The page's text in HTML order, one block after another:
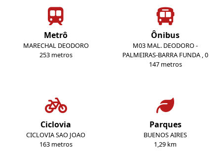
Metrô
MARECHAL DEODORO
253 metros
Ônibus
M03 MAL. DEODORO -
PALMEIRAS-BARRA FUNDA , 0
147 metros
Ciclovia
CICLOVIA SAO JOAO
163 metros
Parques
BUENOS AIRES
1,29 km